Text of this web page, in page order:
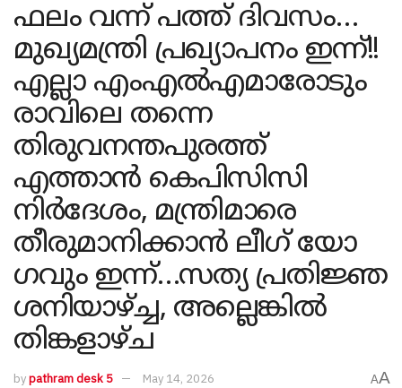
ഫലം വന്ന് പത്ത് ദിവസം…
മുഖ്യമന്ത്രി പ്രഖ്യാപനം ഇന്ന്!!
എല്ലാ എംഎൽ‌എമാരോടും
രാവിലെ തന്നെ
തിരുവനന്തപുരത്ത്
എത്താൻ കെപിസിസി
നിർദേശം, മന്ത്രിമാരെ
തീരുമാനിക്കാൻ ലീ​ഗ് യോ​
ഗവും ഇന്ന്…സത്യ പ്രതിജ്ഞ
ശനിയാഴ്ച്ച, അല്ലെങ്കിൽ
തിങ്കളാഴ്ച
bypathram desk 5 May 14, 2026 AA